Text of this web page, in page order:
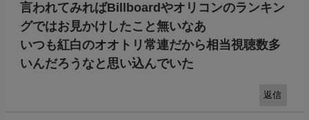
言われてみればBillboardやオリコンのランキン
グではお見かけしたこと無いなあ
いつも紅白のオオトリ常連だから相当視聴数多
いんだろうなと思い込んでいた
返信